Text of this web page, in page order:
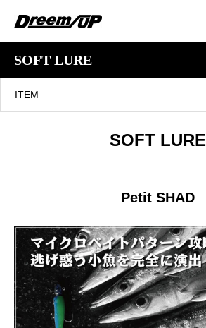
SOFT LURE
ITEM
SOFT LURE
Petit SHAD